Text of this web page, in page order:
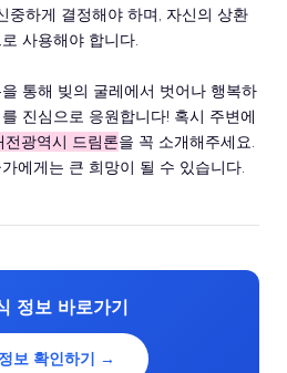
중하게 결정해야 하며, 자신의 상환
사용해야 합니다.
통해 빚의 굴레에서 벗어나 행복하
진심으로 응원합니다! 혹시 주변에
전광역시 드림론을 꼭 소개해주세요.
에게는 큰 희망이 될 수 있습니다.
정보 바로가기
보 확인하기 →